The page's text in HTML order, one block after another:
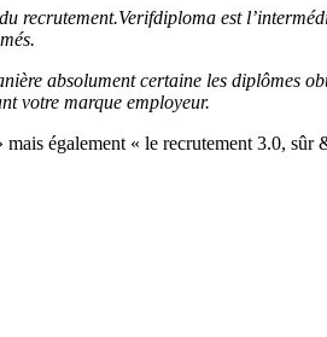
recrutement.Verifdiploma est
absolument certaine les diplômes
votre marque employeur.
également « le recrutement 3.0, sûr